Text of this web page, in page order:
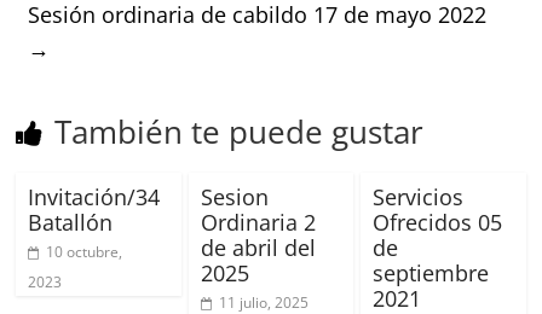
Sesión ordinaria de cabildo 17 de mayo 2022
→
También te puede gustar
Invitación/34
Batallón
10 octubre,
2023
Sesion
Ordinaria 2
de abril del
2025
11 julio, 2025
Servicios
Ofrecidos 05
de
septiembre
2021